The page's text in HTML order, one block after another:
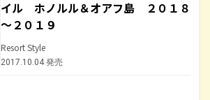
イル ホノルル＆オアフ島 ２０１８
～２０１９
Resort Style
2017.10.04 発売